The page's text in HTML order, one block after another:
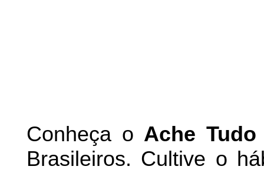
Conheça o Ache
Brasileiros. Cultive o